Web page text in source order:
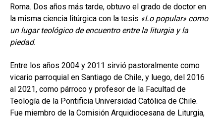
Roma. Dos años más tarde, obtuvo el grado de doctor en
la misma ciencia litúrgica con la tesis «Lo popular» como
un lugar teológico de encuentro entre la liturgia y la
piedad.
Entre los años 2004 y 2011 sirvió pastoralmente como
vicario parroquial en Santiago de Chile, y luego, del 2016
al 2021, como párroco y profesor de la Facultad de
Teología de la Pontificia Universidad Católica de Chile.
Fue miembro de la Comisión Arquidiocesana de Liturgia,